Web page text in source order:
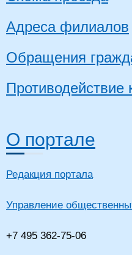
Адреса филиалов
Обращения
Противодействие
О портале
Редакция портала
Управление
+7 495 362-75-06